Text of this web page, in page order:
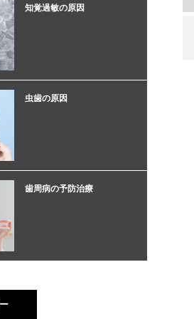
知覚過敏の原因
虫歯の原因
歯周病の予防治療